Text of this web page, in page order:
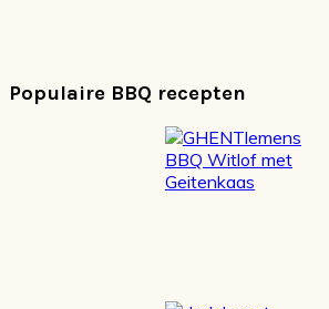
Populaire BBQ recepten